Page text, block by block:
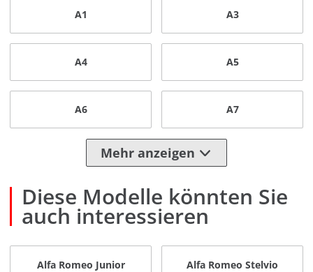
A1 A3
A4 A5
A6 A7
Mehr anzeigen
Diese Modelle könnten Sie
auch interessieren
Alfa Romeo Junior Alfa Romeo Stelvio